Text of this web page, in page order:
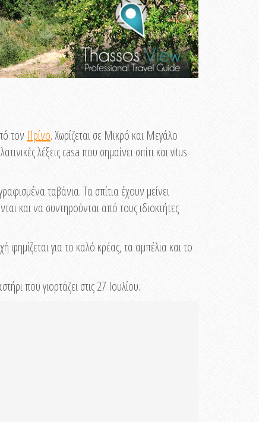
τον Πρίνο. Χωρίζεται σε Μικρό και Μεγάλο
λέξεις casa που σημαίνει σπίτι και vitus
ταβάνια. Τα σπίτια έχουν μείνει
και να συντηρούνται από τους ιδιοκτήτες
για το καλό κρέας, τα αμπέλια και το
που γιορτάζει στις 27 Ιουλίου.